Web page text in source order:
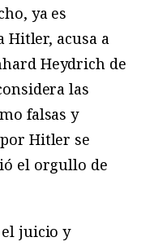
ya es
Hitler, acusa a
Heydrich de
las
falsas y
Hitler se
el orgullo de
el juicio y